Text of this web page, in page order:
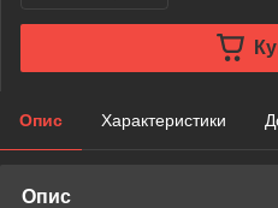
Опис Характеристики
Опис